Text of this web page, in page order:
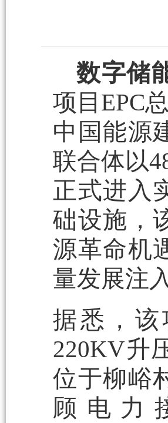
数字储
项目EPC
中国能源
联合体以
正式进入
础设施，
源革命机
量发展注
据悉，
220KV升
位于柳峪
顾电力